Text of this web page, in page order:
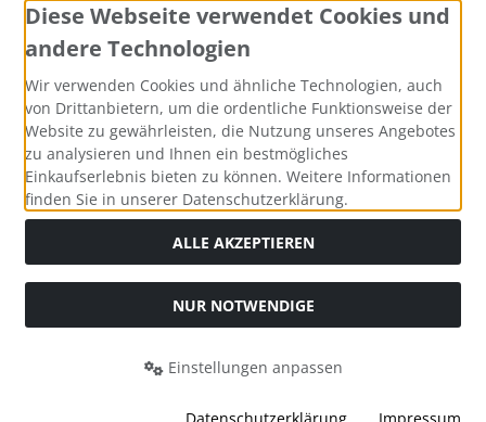
Widerrufsformular
Alle Preise inkl. gesetzl. MwSt. zzgl.Versandkosten. Die
bei kegelmarkt.de.
Diese Webseite verwendet Cookies und
andere Technologien
Wir verwenden Cookies und ähnliche Technologien, auch
von Drittanbietern, um die ordentliche Funktionsweise der
Website zu gewährleisten, die Nutzung unseres Angebotes
zu analysieren und Ihnen ein bestmögliches
Einkaufserlebnis bieten zu können. Weitere Informationen
finden Sie in unserer Datenschutzerklärung.
ALLE AKZEPTIEREN
NUR NOTWENDIGE
Einstellungen anpassen